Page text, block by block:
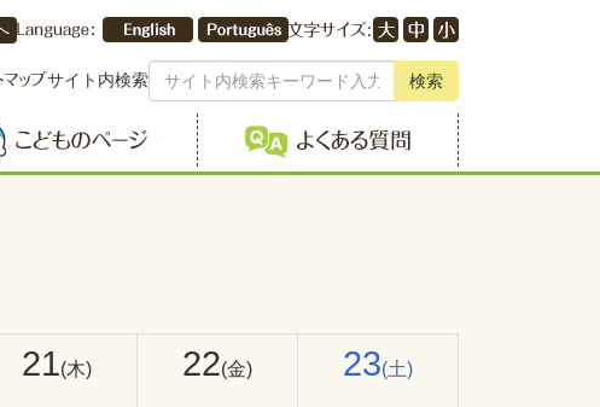
サイト内検索 検索
こどものページ よくある質問
21(木) 22(金) 23(土)